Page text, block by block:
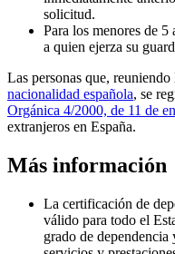
solicitud.
Para los menores de
a quien ejerza su
Las personas que,
nacionalidad española, se
Orgánica 4/2000, de 11 de
extranjeros en España.
Más información
La certificación de
válido para todo el
grado de